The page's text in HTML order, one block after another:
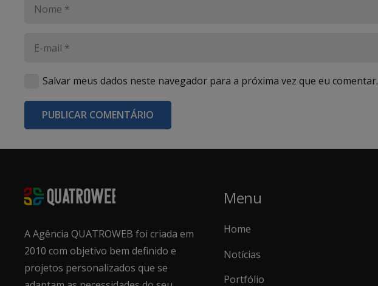
Salvar meus dados neste navegador para a próxima vez que eu comentar.
PUBLICAR COMENTÁRIO
A Agência QUATROWEB foi criada em
2010 com objetivo bem definido e
projetos personalizados que se
Menu
Home
Notícias
Portfólio